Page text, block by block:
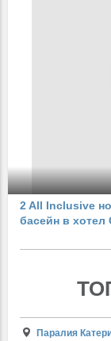
2 All Inclusive
басейн в хотел
Паралия